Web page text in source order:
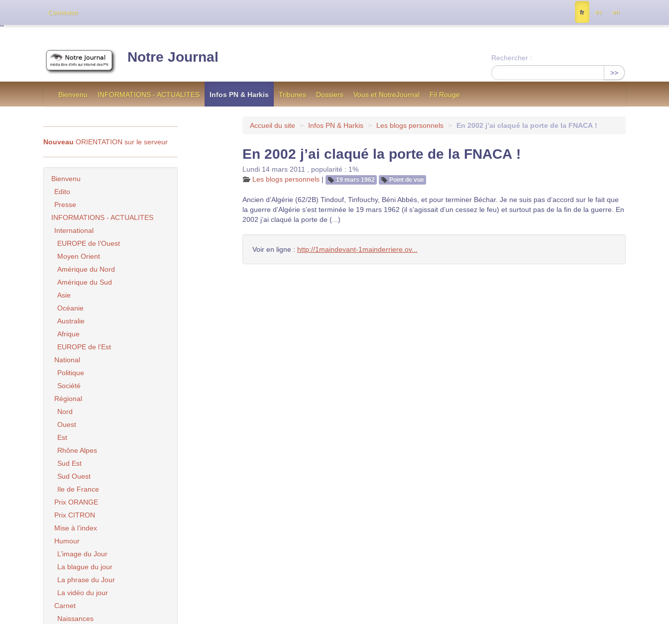
Notre Journal
Rechercher :
>>
Bienvenu INFORMATIONS - ACTUALITES Infos PN & Harkis Tribunes Dossiers Vous et NotreJournal Fil Rouge
Accueil du site > Infos PN & Harkis > Les blogs personnels > En 2002 j’ai claqué la porte de la FNACA !
En 2002 j’ai claqué la porte de la FNACA !
Lundi 14 mars 2011
popularité : 1%
Les blogs personnels | 19 mars 1962 Point de vue
Ancien d’Algérie (62/2B) Tindouf, Tinfouchy, Béni Abbés, et pour terminer Béchar. Je ne suis pas d’accord sur le fait que
la guerre d’Algérie s’est terminée le 19 mars 1962 (il s’agissait d’un cessez le feu) et surtout pas de la fin de la guerre. En
2002 j’ai claqué la porte de (...)
Voir en ligne : http://1maindevant-1mainderriere.ov...
Nouveau ORIENTATION sur le serveur
Bienvenu
Edito
Presse
INFORMATIONS - ACTUALITES
International
EUROPE de l’Ouest
Moyen Orient
Amérique du Nord
Amérique du Sud
Asie
Océanie
Australie
Afrique
EUROPE de l’Est
National
Politique
Société
Régional
Nord
Ouest
Est
Rhône Alpes
Sud Est
Sud Ouest
Ile de France
Prix ORANGE
Prix CITRON
Mise à l’index
Humour
L’image du Jour
La blague du jour
La phrase du Jour
La vidéo du jour
Carnet
Naissances
Connexion fr es en
Cette version de NotreJournal représente l’ancienne formule utilisée jusqu’en octobre 2012, en cas de difficultés, contactez nous à info@notrejournal.info !